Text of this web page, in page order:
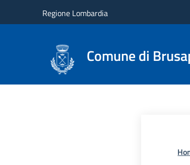
Regione Lombardia
Comune di